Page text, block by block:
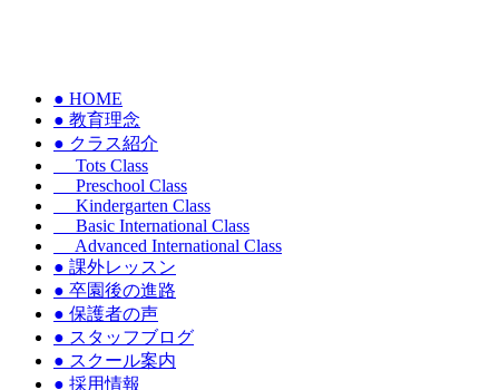
● HOME
● 教育理念
● クラス紹介
Tots Class
Preschool Class
Kindergarten Class
Basic International Class
Advanced International Class
● 課外レッスン
● 卒園後の進路
● 保護者の声
● スタッフブログ
● スクール案内
● 採用情報